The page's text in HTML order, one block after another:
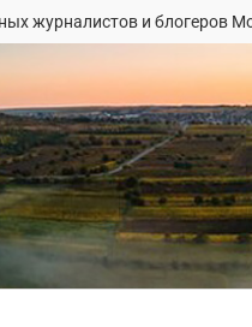
журналистов и блогеров